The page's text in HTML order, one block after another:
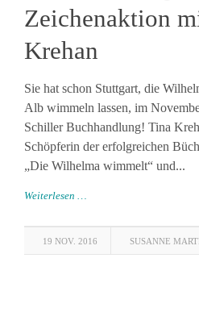
Zeichenaktion
Krehan
Sie hat schon Stuttgart, die
Alb wimmeln lassen, im
Schiller Buchhandlung! Tina
Schöpferin der erfolgreichen
„Die Wilhelma wimmelt“ und...
Weiterlesen …
19 NOV. 2016 SUSANNE